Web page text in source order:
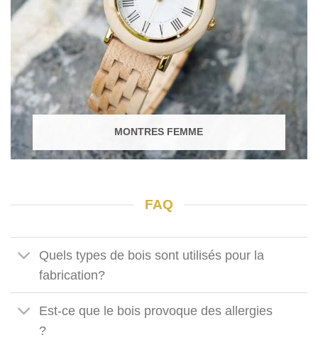
MONTRES FEMME
FAQ
Quels types de bois sont utilisés pour la
fabrication?
Est-ce que le bois provoque des allergies
?